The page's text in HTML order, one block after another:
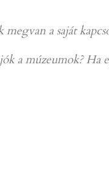
a saját
a múzeumok? Ha